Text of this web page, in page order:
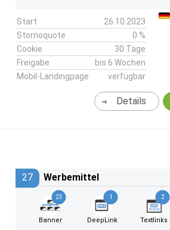
Start
26.10.2023
Stornoquote
0 %
Cookie
30 Tage
Freigabe
bis 6 Wochen
Mobil-Landingpage
verfügbar
Details
27 Werbemittel
23
Banner
1
DeepLink
2
Textlinks